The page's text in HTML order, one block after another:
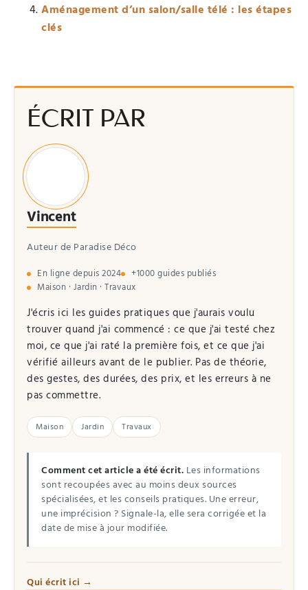
Aménagement d’un salon/salle télé : les étapes
clés
ÉCRIT PAR
Vincent
Auteur de Paradise Déco
En ligne depuis 2024
+1000 guides publiés
Maison · Jardin · Travaux
J'écris ici les guides pratiques que j'aurais voulu
trouver quand j'ai commencé : ce que j'ai testé chez
moi, ce que j'ai raté la première fois, et ce que j'ai
vérifié ailleurs avant de le publier. Pas de théorie,
des gestes, des durées, des prix, et les erreurs à ne
pas commettre.
Maison Jardin Travaux
Comment cet article a été écrit. Les informations
sont recoupées avec au moins deux sources
spécialisées, et les conseils pratiques. Une erreur,
une imprécision ? Signale-la, elle sera corrigée et la
date de mise à jour modifiée.
Qui écrit ici →